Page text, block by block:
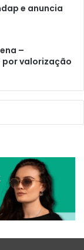
e anuncia
–
por valorização